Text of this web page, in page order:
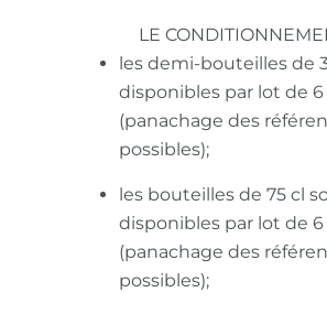
LE
les demi-bouteilles de
disponibles par lot de 6
(panachage des
possibles);
les bouteilles de 75 cl
disponibles par lot de 6
(panachage des
possibles);